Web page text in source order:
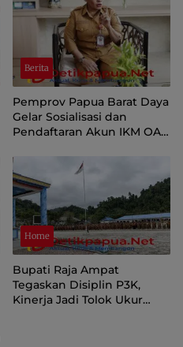
Berita
Pemprov Papua Barat Daya
Gelar Sosialisasi dan
Pendaftaran Akun IKM OAP
Home
Bupati Raja Ampat
Tegaskan Disiplin P3K,
Kinerja Jadi Tolok Ukur